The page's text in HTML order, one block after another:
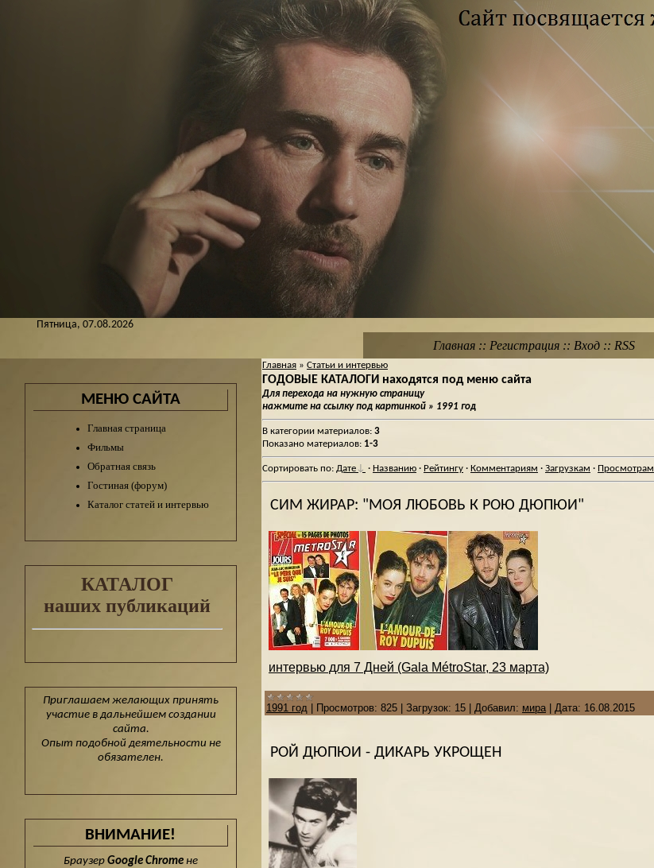
Пятница, 07.08.2026
Главная :: Регистрация :: Вход :: RSS
МЕНЮ САЙТА
Главная страница
Фильмы
Обратная связь
Гостиная (форум)
Каталог статей и интервью
КАТАЛОГ
наших публикаций
Приглашаем желающих принять
участие в дальнейшем создании
сайта.
Опыт подобной деятельности не
обязателен.
ВНИМАНИЕ!
Браузер Google Chrome не
Главная » Статьи и интервью
ГОДОВЫЕ КАТАЛОГИ находятся под меню сайта
Для перехода на нужную страницу
нажмите на ссылку под картинкой » 1991 год
В категории материалов: 3
Показано материалов: 1-3
Сортировать по: Дате · Названию · Рейтингу · Комментариям · Загрузкам · Просмотрам
СИМ ЖИРАР: "МОЯ ЛЮБОВЬ К РОЮ ДЮПЮИ"
интервью для 7 Дней (Gala MétroStar, 23 марта)
1991 год Просмотров: 825 Загрузок: 15 Добавил: мира| Дата: 16.08.2015
РОЙ ДЮПЮИ - ДИКАРЬ УКРОЩЕН